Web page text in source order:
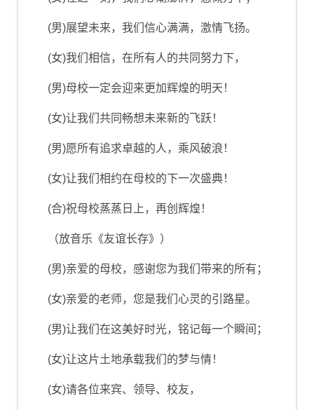
(男)展望未来，我们信心满满，激情飞扬。
(女)我们相信，在所有人的共同努力下，
(男)母校一定会迎来更加辉煌的明天！
(女)让我们共同畅想未来新的飞跃！
(男)愿所有追求卓越的人，乘风破浪！
(女)让我们相约在母校的下一次盛典！
(合)祝母校蒸蒸日上，再创辉煌！
（放音乐《友谊长存》）
(男)亲爱的母校，感谢您为我们带来的所有；
(女)亲爱的老师，您是我们心灵的引路星。
(男)让我们在这美好时光，铭记每一个瞬间；
(女)让这片土地承载我们的梦与情！
(女)请各位来宾、领导、校友，